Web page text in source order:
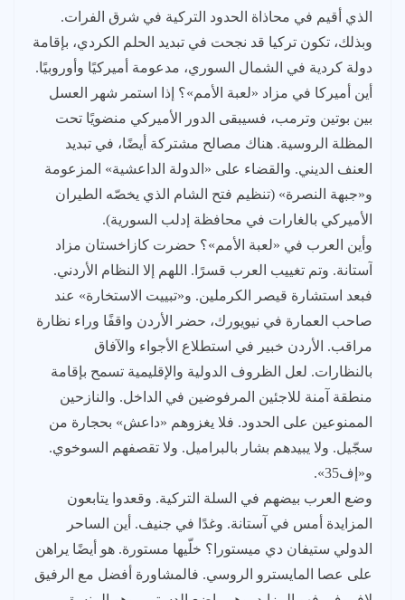
الذي أقيم في محاذاة الحدود التركية في شرق الفرات.
وبذلك، تكون تركيا قد نجحت في تبديد الحلم الكردي، بإقامة
دولة كردية في الشمال السوري، مدعومة أميركيًا وأوروبيًا.
أين أميركا في مزاد «لعبة الأمم»؟ إذا استمر شهر العسل
بين بوتين وترمب، فسيبقى الدور الأميركي منضويًا تحت
المظلة الروسية. هناك مصالح مشتركة أيضًا، في تبديد
العنف الديني. والقضاء على «الدولة الداعشية» المزعومة
و«جبهة النصرة» (تنظيم فتح الشام الذي يخصّه الطيران
الأميركي بالغارات في محافظة إدلب السورية).
وأين العرب في «لعبة الأمم»؟ حضرت كازاخستان مزاد
آستانة. وتم تغييب العرب قسرًا. اللهم إلا النظام الأردني.
فبعد استشارة قيصر الكرملين. و«تبييت الاستخارة» عند
صاحب العمارة في نيويورك، حضر الأردن واقفًا وراء نظارة
مراقب. الأردن خبير في استطلاع الأجواء والآفاق
بالنظارات. لعل الظروف الدولية والإقليمية تسمح بإقامة
منطقة آمنة للاجئين المرفوضين في الداخل. والنازحين
الممنوعين على الحدود. فلا يغزوهم «داعش» بحجارة من
سجّيل. ولا يبيدهم بشار بالبراميل. ولا تقصفهم السوخوي.
و«إف35».
وضع العرب بيضهم في السلة التركية. وقعدوا يتابعون
المزايدة أمس في آستانة. وغدًا في جنيف. أين الساحر
الدولي ستيفان دي ميستورا؟ خلّيها مستورة. هو أيضًا يراهن
على عصا المايسترو الروسي. فالمشاورة أفضل مع الرفيق